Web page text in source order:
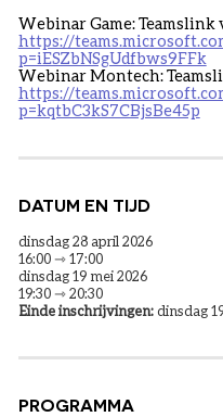
Webinar Game: Teamslink
https://
p=iESZbNSgUdfbws9FFk
Webinar Montech:
https://
p=kqtbC3kS7CBjsBe45p
DATUM EN TIJD
dinsdag 28 april 2026
16:00 ⇾ 17:00
dinsdag 19 mei 2026
19:30 ⇾ 20:30
Einde inschrijvingen:dinsdag
PROGRAMMA